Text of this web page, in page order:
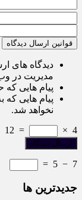
قوانین ارسال دیدگاه
دیدگاه های
مدیریت در
پیام هایی که
پیام هایی که
نخواهد شد.
4
×
=
12
7
−
5
=
جديدترين ها